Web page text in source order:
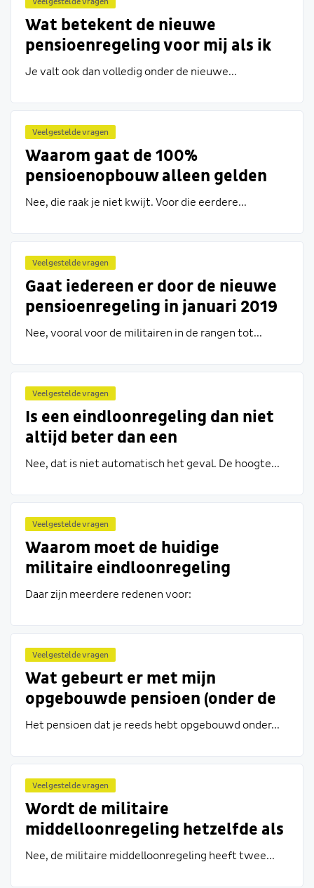
Wat betekent de nieuwe
pensioenregeling voor mij als ik
na 1 januari 2019 met UGM ga en
diensteinderegeling (oDER)?
Je valt ook dan volledig onder de nieuwe...
Veelgestelde vragen
Waarom gaat de 100%
pensioenopbouw alleen gelden
voor inverdientijd vanaf 1 januari
van voor die datum kwijt?
Nee, die raak je niet kwijt. Voor die eerdere...
Veelgestelde vragen
Gaat iedereen er door de nieuwe
pensioenregeling in januari 2019
met zijn netto loon op vooruit?
Nee, vooral voor de militairen in de rangen tot...
Veelgestelde vragen
Is een eindloonregeling dan niet
altijd beter dan een
middelloonregeling?
Nee, dat is niet automatisch het geval. De hoogte...
Veelgestelde vragen
Waarom moet de huidige
militaire eindloonregeling
eigenlijk verdwijnen?
Daar zijn meerdere redenen voor:
Veelgestelde vragen
Wat gebeurt er met mijn
opgebouwde pensioen (onder de
eindloonregeling) als de nieuwe
januari 2019 wordt ingevoerd?
Het pensioen dat je reeds hebt opgebouwd onder...
Veelgestelde vragen
Wordt de militaire
middelloonregeling hetzelfde als
de middelloonregeling voor
Nee, de militaire middelloonregeling heeft twee...